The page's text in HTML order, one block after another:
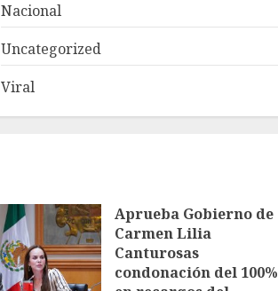
Nacional
Uncategorized
Viral
Aprueba Gobierno de
Carmen Lilia
Canturosas
condonación del 100%